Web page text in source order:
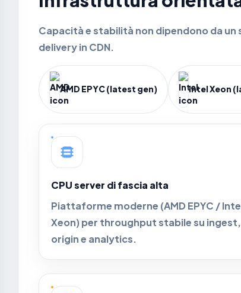
Capacità e stabilità non dipendono da
delivery in CDN.
AMD EPYC (latest gen) Intel Xeon
CPU server di fascia alta
Piattaforme moderne (AMD EPYC /
Xeon) per throughput stabile su ingest,
origin e analytics.